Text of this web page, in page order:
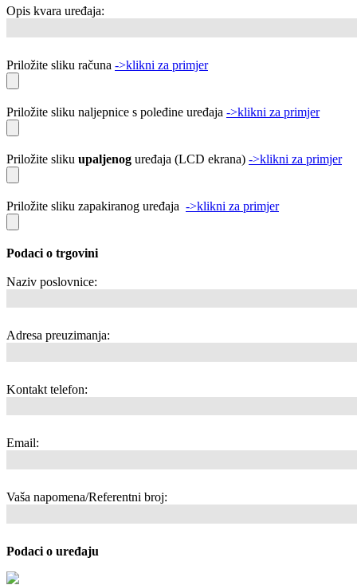
Opis kvara uređaja:
Priložite sliku računa ->klikni za primjer
Priložite sliku naljepnice s poleđine uređaja ->klikni za primjer
Priložite sliku upaljenog uređaja (LCD ekrana) ->klikni za primjer
Priložite sliku zapakiranog uređaja ->klikni za primjer
Podaci o trgovini
Naziv poslovnice:
Adresa preuzimanja:
Kontakt telefon:
Email:
Vaša napomena/Referentni broj:
Podaci o uređaju